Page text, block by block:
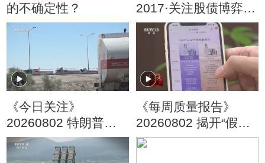
的不确定性？
2017·关注股债博弈的
机会 流动性变局下 股
债投资机遇
《今日关注》
20260802 特朗普叫
停“最大规模”打击 伊
朗称摧毁美军F-35战
《每周质量报告》
20260802 揭开“假洋
牌”的真面目